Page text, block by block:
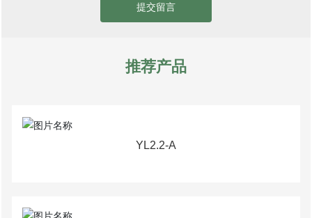
提交留言
推荐产品
YL2.2-A